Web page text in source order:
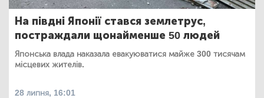
На півдні Японії стався землетрус,
постраждали щонайменше 50 людей
Японська влада наказала евакуюватися майже 300 тисячам
місцевих жителів.
28 липня, 16:01